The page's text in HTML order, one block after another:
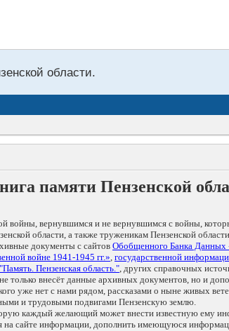
области.
памяти Пензенской
войны, вернувшимся и не вернувшимся с войны,
области, а также труженикам Пензенской
документы с сайтов Обобщенного Банка
войне 1941-1945 гг.», государственной
Пензенская область.", других справочных
только внесёт данные архивных документов, но и
уже нет с нами рядом, рассказами о ныне живых
и трудовыми подвигами Пензенскую землю.
каждый желающий может внести известную ему
сайте информации, дополнить имеющуюся